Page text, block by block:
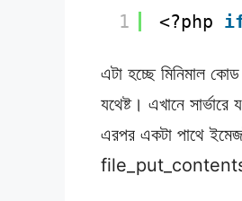
1 <?php
এটা হচ্ছে মিনিমাল
যথেষ্ট। এখানে
এরপর একটা পাথে
file_put_contents